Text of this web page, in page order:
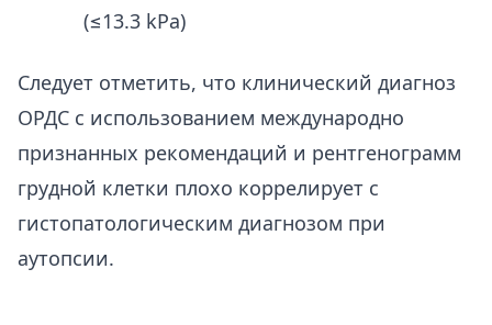
(≤13.3 kPa)
Следует отметить, что клинический диагноз
ОРДС с использованием международно
признанных рекомендаций и рентгенограмм
грудной клетки плохо коррелирует с
гистопатологическим диагнозом при
аутопсии.